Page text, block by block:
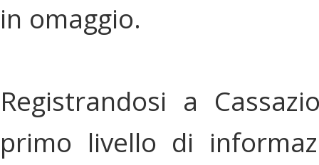
in omaggio.
Registrandosi a
primo livello di